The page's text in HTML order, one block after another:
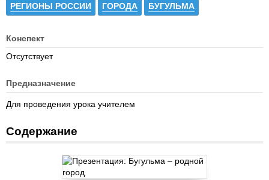
РЕГИОНЫ РОССИИ ГОРОДА БУГУЛЬМА
Конспект
Отсутствует
Предназначение
Для проведения урока учителем
Содержание